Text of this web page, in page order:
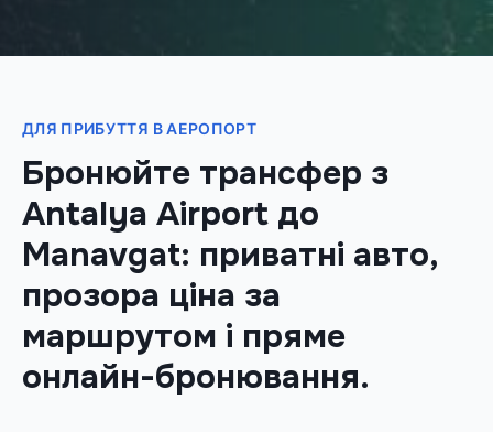
ДЛЯ ПРИБУТТЯ В АЕРОПОРТ
Бронюйте трансфер з
Antalya Airport до
Manavgat: приватні авто,
прозора ціна за
маршрутом і пряме
онлайн-бронювання.